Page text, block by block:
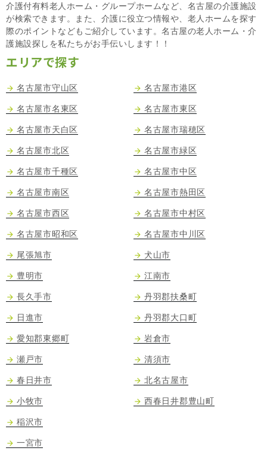
介護付有料老人ホーム・グループホームなど、名古屋の介護施設
が検索できます。また、介護に役立つ情報や、老人ホームを探す
際のポイントなどもご紹介しています。名古屋の老人ホーム・介
護施設探しを私たちがお手伝いします！！
エリアで探す
名古屋市守山区
名古屋市名東区
名古屋市天白区
名古屋市北区
名古屋市千種区
名古屋市南区
名古屋市西区
名古屋市昭和区
名古屋市港区
名古屋市東区
名古屋市瑞穂区
名古屋市緑区
名古屋市中区
名古屋市熱田区
名古屋市中村区
名古屋市中川区
尾張旭市
豊明市
長久手市
日進市
愛知郡東郷町
瀬戸市
春日井市
小牧市
犬山市
江南市
丹羽郡扶桑町
丹羽郡大口町
岩倉市
清須市
北名古屋市
西春日井郡豊山町
稲沢市
一宮市